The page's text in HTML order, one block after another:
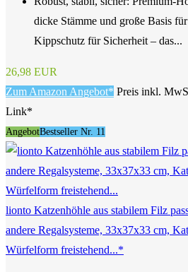
dicke Stämme und große Basis
Kippschutz für Sicherheit – das...
26,98 EUR
Zum Amazon Angebot* Preis inkl.
Link*
AngebotBestseller Nr. 11
lionto Katzenhöhle aus stabilem Filz
andere Regalsysteme, 33x37x33 cm,
Würfelform freistehend...*